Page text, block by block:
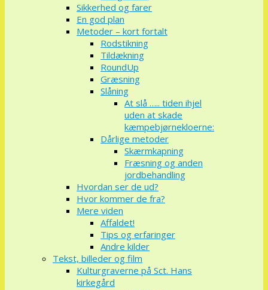
Sikkerhed og farer
En god plan
Metoder – kort fortalt
Rodstikning
Tildækning
RoundUp
Græsning
Slåning
At slå ….. tiden ihjel
uden at skade
kæmpebjørnekloerne:
Dårlige metoder
Skærmkapning
Fræsning og anden
jordbehandling
Hvordan ser de ud?
Hvor kommer de fra?
Mere viden
Affaldet!
Tips og erfaringer
Andre kilder
Tekst, billeder og film
Kulturgraverne på Sct. Hans
kirkegård